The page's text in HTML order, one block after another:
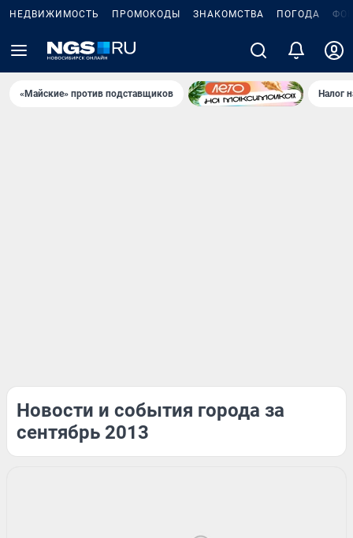
НЕДВИЖИМОСТЬ ПРОМОКОДЫ ЗНАКОМСТВА ПОГОДА
«Майские» против подставщиков Налог
Новости и события города за
сентябрь 2013